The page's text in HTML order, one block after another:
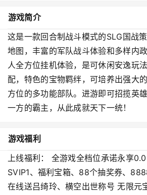
游戏简介
这是一款回合制战斗模式的SLG国战
地图，丰富的军队战斗体验和多样内
人全方位挂机体验，是可休闲安逸玩
配，特色的宝物羁绊，可培养出强大
方位的多功能部队。进游即可招揽英
一方的霸主，从此成就天下一统！
游戏福利
上线福利： 全游戏全档位承诺永享
SVIP1、福利宝箱、88个抽奖券、
在线送吕绮玲、横空出世称号 无限元